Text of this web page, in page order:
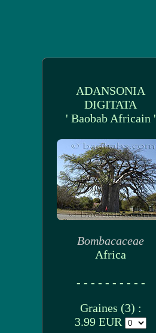
ADANSONIA
DIGITATA
' Baobab Africain '
Bombacaceae
Africa
- - - - - - - - - -
Graines (3) :
3.99 EUR